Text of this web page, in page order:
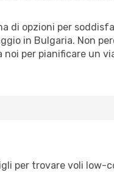
di opzioni per
in Bulgaria. Non
noi per pianificare un
per trovare voli low-